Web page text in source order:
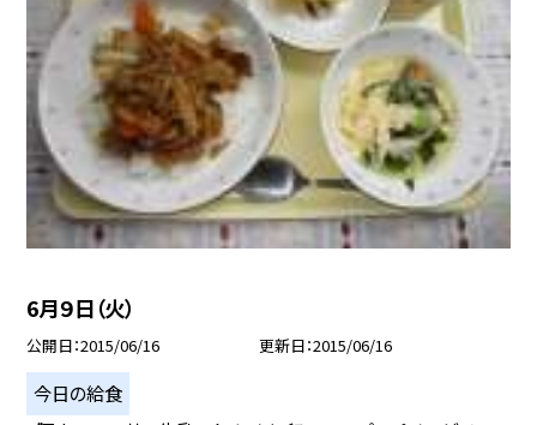
6月９日（火）
公開日 2015/06/16 更新日 2015/06/16
今日の給食